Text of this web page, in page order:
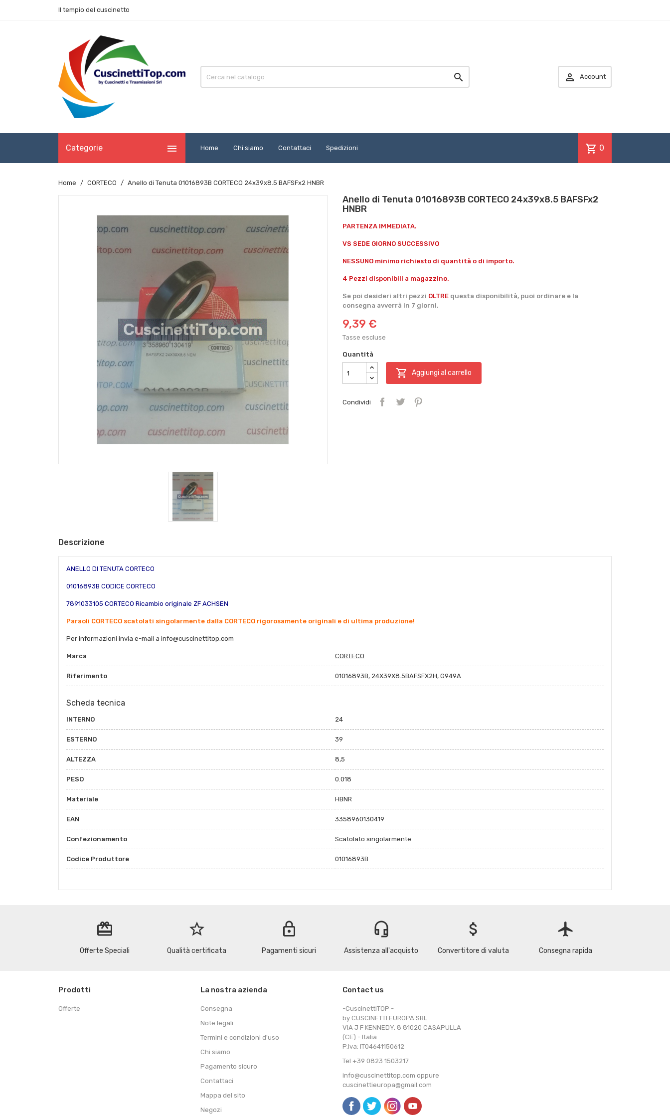
Il tempio del cuscinetto
  Account
Categorie  Home Chi siamo Contattaci Spedizioni shopping_cart 0
Home CORTECO Anello di Tenuta 01016893B CORTECO 24x39x8.5 BAFSFx2 HNBR
Anello di Tenuta 01016893B CORTECO 24x39x8.5 BAFSFx2
HNBR
PARTENZA IMMEDIATA.
VS SEDE GIORNO SUCCESSIVO
NESSUNO minimo richiesto di quantità o di importo.
4 Pezzi disponibili a magazzino.
Se poi desideri altri pezzi OLTRE questa disponibilità, puoi ordinare e la
consegna avverrà in 7 giorni.
9,39 €
Tasse escluse
Quantità
 Aggiungi al carrello
Condividi
Descrizione
ANELLO DI TENUTA CORTECO
01016893B CODICE CORTECO
7891033105 CORTECO Ricambio originale ZF ACHSEN
Paraoli CORTECO scatolati singolarmente dalla CORTECO rigorosamente originali e di ultima produzione!
Per informazioni invia e-mail a info@cuscinettitop.com
Marca CORTECO
Riferimento 01016893B, 24X39X8.5BAFSFX2H, G949A
Scheda tecnica
INTERNO 24
ESTERNO 39
ALTEZZA 8,5
PESO 0.018
Materiale HBNR
EAN 3358960130419
Confezionamento Scatolato singolarmente
Codice Produttore 01016893B
redeem
Offerte Speciali
star_border
Qualità certificata
lock
Pagamenti sicuri
headset_mic
Assistenza all'acquisto
attach_money
Convertitore di valuta
flight
Consegna rapida
Prodotti
Offerte
La nostra azienda
Consegna
Note legali
Termini e condizioni d'uso
Chi siamo
Pagamento sicuro
Contattaci
Mappa del sito
Negozi
Contact us
-CuscinettiTOP -
by CUSCINETTI EUROPA SRL
VIA J F KENNEDY, 8 81020 CASAPULLA
(CE) - Italia
P.Iva: IT04641150612
Tel +39 0823 1503217
info@cuscinettitop.com oppure
cuscinettieuropa@gmail.com